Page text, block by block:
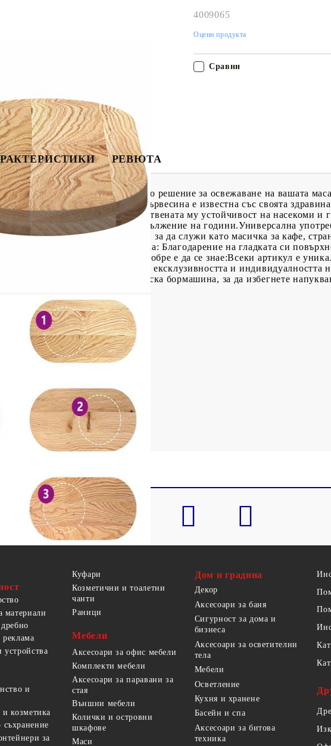
4009065
Оцени продукта
Сравни
РЕВЮТА
дървен плот. Това е отлично решение за освежаване на вашата
Масивната дъбова дървесина е известна със своята
за дълготрайни мебели. Естествената му устойчивост на насекоми и
и функционални в продължение на години.Универсална
комбинира с различни основи, за да служи като масичка за кафе,
ви нужди.Лесна поддръжка: Благодарение на гладката си
изисква по-малко поддръжка. Добре е да се знае:Всеки артикул е
принцип, което гарантира ексклузивността и индивидуалността
отвертка вместо електрическа бормашина, за да избегнете
фино шлайфано
x Деб)
за кафе
2 чифта
на винта: 15 mm
материали
и
козметика
за
Куфари
Козметични и тоалетни
чанти
Раници
Мебели
Аксесоари за офис мебели
Комплекти мебели
Аксесоари за паравани за
стая
Външни мебели
Колички и островни
шкафове
Маси
Дом и градина
Декор
Аксесоари за баня
Сигурност за дома и
бизнеса
Аксесоари за осветителни
тела
Мебели
Осветление
Кухня и хранене
Басейн и спа
Аксесоари за битова
техника